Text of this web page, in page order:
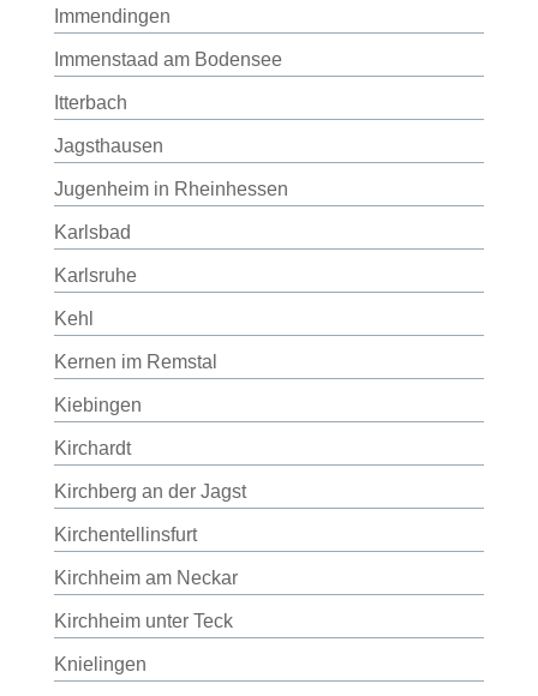
Immendingen
Immenstaad am Bodensee
Itterbach
Jagsthausen
Jugenheim in Rheinhessen
Karlsbad
Karlsruhe
Kehl
Kernen im Remstal
Kiebingen
Kirchardt
Kirchberg an der Jagst
Kirchentellinsfurt
Kirchheim am Neckar
Kirchheim unter Teck
Knielingen